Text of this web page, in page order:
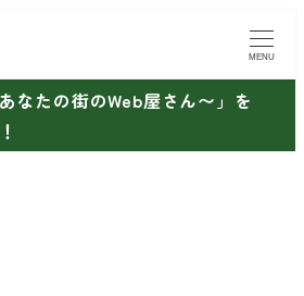
MENU
なたの街のWeb屋さん〜」を